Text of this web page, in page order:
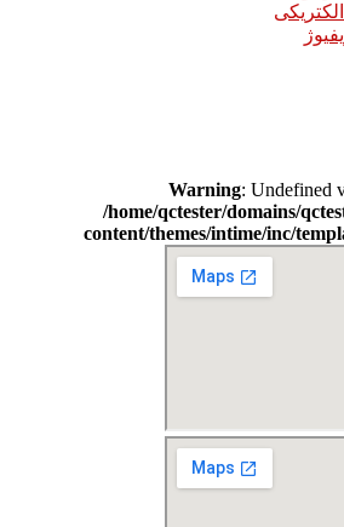
Warning: Undefined
/home/qctester/domains/
content/themes/intime/inc/